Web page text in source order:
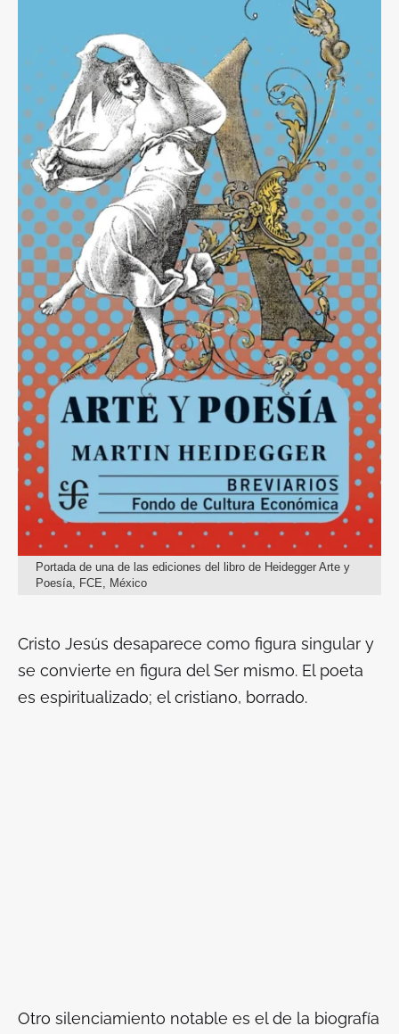
Portada de una de las ediciones del libro de Heidegger Arte y
Poesía, FCE, México
Cristo Jesús desaparece como figura singular y
se convierte en figura del Ser mismo. El poeta
es espiritualizado; el cristiano, borrado.
Otro silenciamiento notable es el de la biografía